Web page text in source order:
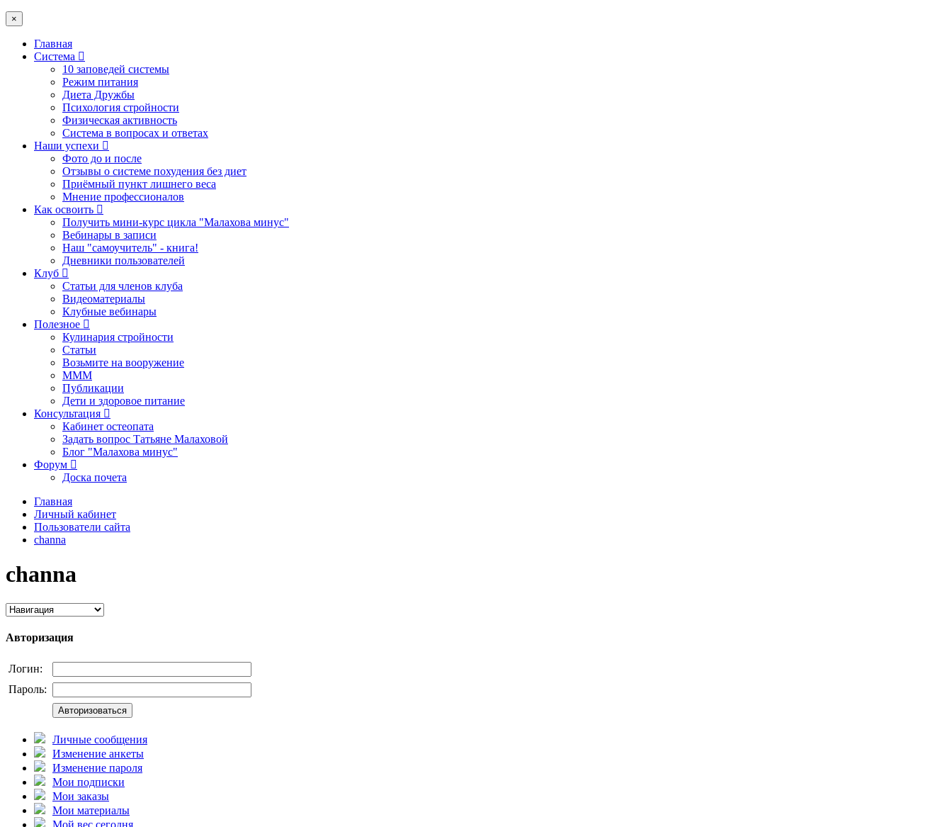
×
Главная
Система
10 заповедей системы
Режим питания
Диета Дружбы
Психология стройности
Физическая активность
Система в вопросах и ответах
Наши успехи
Фото до и после
Отзывы о системе похудения без диет
Приёмный пункт лишнего веса
Мнение профессионалов
Как освоить
Получить мини-курс цикла "Малахова минус"
Вебинары в записи
Наш "самоучитель" - книга!
Дневники пользователей
Клуб
Статьи для членов клуба
Видеоматериалы
Клубные вебинары
Полезное
Кулинария стройности
Статьи
Возьмите на вооружение
МММ
Публикации
Дети и здоровое питание
Консультация
Кабинет остеопата
Задать вопрос Татьяне Малаховой
Блог "Малахова минус"
Форум
Доска почета
Главная
Личный кабинет
Пользователи сайта
channa
channa
Авторизация
Логин:
Пароль:
Авторизоваться
Личные сообщения
Изменение анкеты
Изменение пароля
Мои подписки
Мои заказы
Мои материалы